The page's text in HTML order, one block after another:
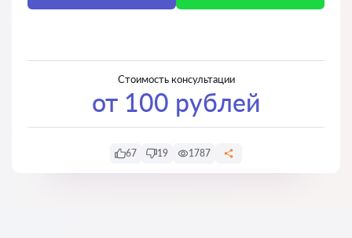
Стоимость консультации
от 100 рублей
67 19 1787